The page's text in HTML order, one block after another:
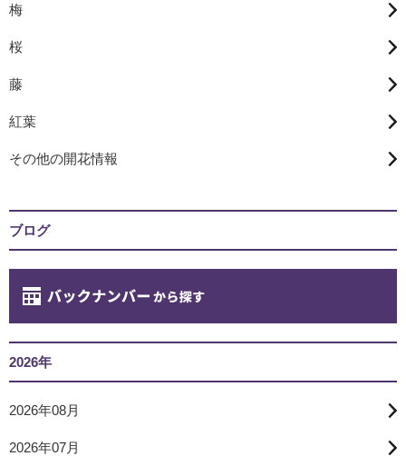
梅
桜
藤
紅葉
その他の開花情報
ブログ
2026年
2026年08月
2026年07月